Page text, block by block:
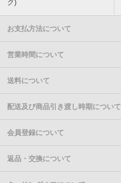
ク)
お支払方法について
営業時間について
送料について
配送及び商品引き渡し時期について
会員登録について
返品・交換について